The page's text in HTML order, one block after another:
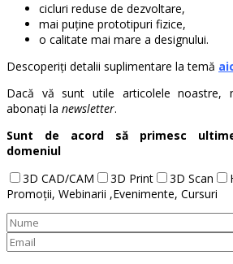
cicluri reduse de dezvoltare,
mai puține prototipuri fizice,
o calitate mai mare a designului.
Descoperiți detalii suplimentare la temă
Dacă vă sunt utile articolele noastre,
abonați la newsletter.
Sunt de acord să primesc
domeniul
3D CAD/CAM
3D Print 3D Scan
Promoții, Webinarii ,Evenimente, Cursuri